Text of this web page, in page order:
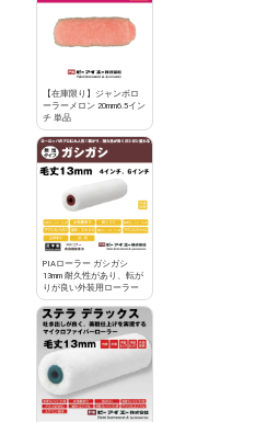
【在庫限り】ジャンボロ
ーラーメロン 20mm6.5イン
チ 単品
PIAローラー ガシガシ
13mm 耐久性があり、転が
りが良い外装用ローラー